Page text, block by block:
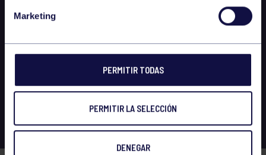
Marketing
PERMITIR TODAS
PERMITIR LA SELECCIÓN
DENEGAR